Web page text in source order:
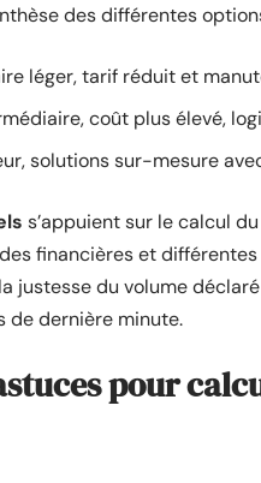
des différentes
léger, tarif réduit et
coût plus élevé,
solutions sur-mesure
s’appuient sur le calcul du
financières et
justesse du volume
de dernière minute.
pour